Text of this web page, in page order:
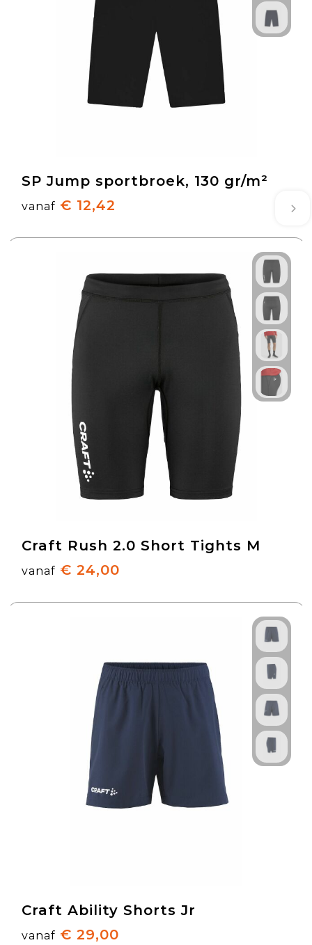
SP Jump sportbroek, 130 gr/m²
vanaf € 12,42
Craft Rush 2.0 Short Tights M
vanaf € 24,00
Craft Ability Shorts Jr
vanaf € 29,00